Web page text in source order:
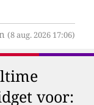
(8 aug. 2026 17:06)
voor: